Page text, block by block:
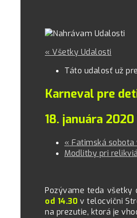
« Všetky Udalosti
Táto udalosť už
Karneval pre
18. januára 2020
« Fatimská sobota
Modlitby pri
Pozývame teda všetky
od 14.30 v telocvični
na prezutie, ktorá je